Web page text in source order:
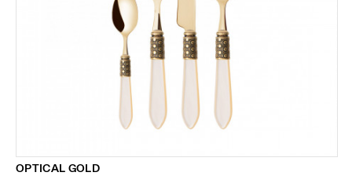
OPTICAL GOLD